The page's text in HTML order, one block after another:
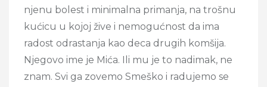
njenu bolest i minimalna primanja, na trošnu
kućicu u kojoj žive i nemogućnost da ima
radost odrastanja kao deca drugih komšija.
Njegovo ime je Mića. Ili mu je to nadimak, ne
znam. Svi ga zovemo Smeško i radujemo se